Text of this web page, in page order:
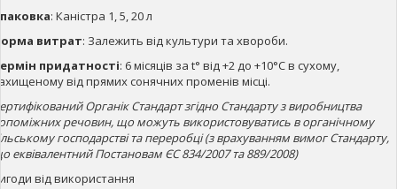
: Каністра 1, 5, 20 л
витрат: Залежить від культури та хвороби.
придатності: 6 місяців за t° від +2 до +10°С в сухому,
від прямих сонячних променів місці.
Органік Стандарт згідно Стандарту з виробництва
речовин, що можуть використовуватись в органічному
господарстві та переробці (з врахуванням вимог Стандарту,
еквівалентний Постановам ЄС 834/2007 та 889/2008)
від використання